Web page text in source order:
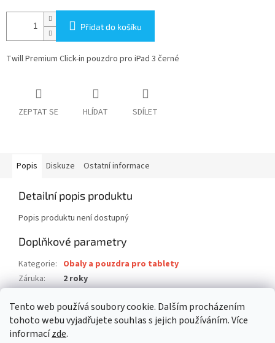
Tento web používá soubory cookie. Dalším procházením
tohoto webu vyjadřujete souhlas s jejich používáním. Více
informacízde.
Přidat do košíku
Twill Premium Click-in pouzdro pro iPad 3 černé
ZEPTAT SE HLÍDAT SDÍLET
Popis Diskuze Ostatní informace
Detailní popis produktu
Popis produktu není dostupný
Doplňkové parametry
Kategorie: Obaly a pouzdra pro tablety
Záruka:
2 roky
EAN: 5051794007732